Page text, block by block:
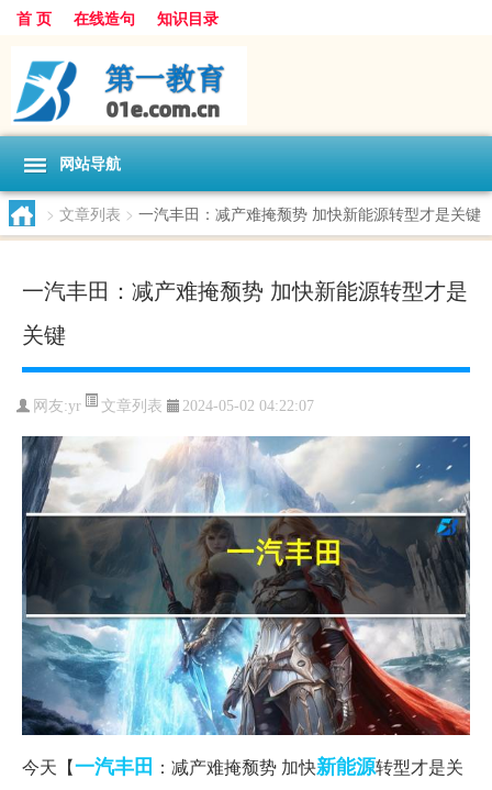
首 页 在线造句 知识目录
网站导航
> 文章列表 > 一汽丰田：减产难掩颓势 加快新能源转型才是关键
一汽丰田：减产难掩颓势 加快新能源转型才是
关键
网友:yr 文章列表 2024-05-02 04:22:07
今天【一汽丰田 ：减产难掩颓势 加快新能源转型才是关